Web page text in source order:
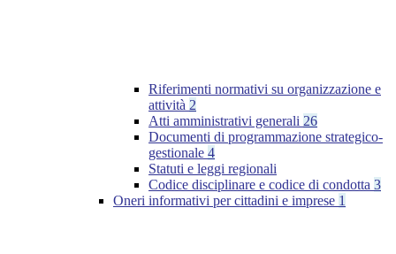
Riferimenti normativi su organizzazione e
attività 2
Atti amministrativi generali 26
Documenti di programmazione strategico-
gestionale 4
Statuti e leggi regionali
Codice disciplinare e codice di condotta 3
Oneri informativi per cittadini e imprese 1